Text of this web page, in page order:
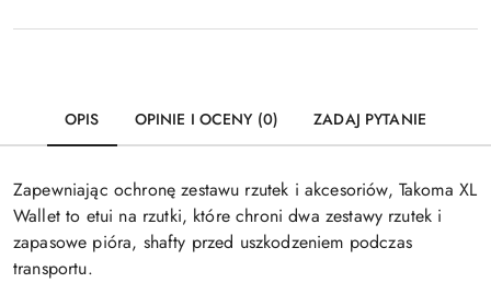
OPIS OPINIE I OCENY (0) ZADAJ PYTANIE
Zapewniając ochronę zestawu rzutek i akcesoriów, Takoma XL
Wallet to etui na rzutki, które chroni dwa zestawy rzutek i
zapasowe pióra, shafty przed uszkodzeniem podczas
transportu.